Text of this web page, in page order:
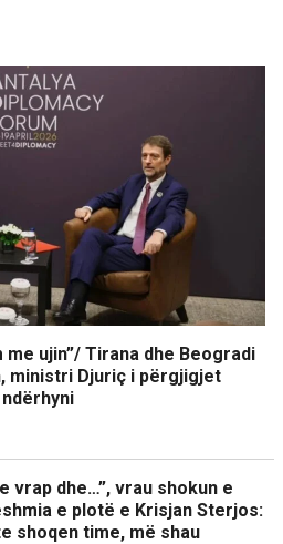
ujin”/ Tirana dhe Beogradi
ministri Djuriç i përgjigjet
vrap dhe…”, vrau shokun e
e plotë e Krisjan Sterjos:
shoqen time, më shau